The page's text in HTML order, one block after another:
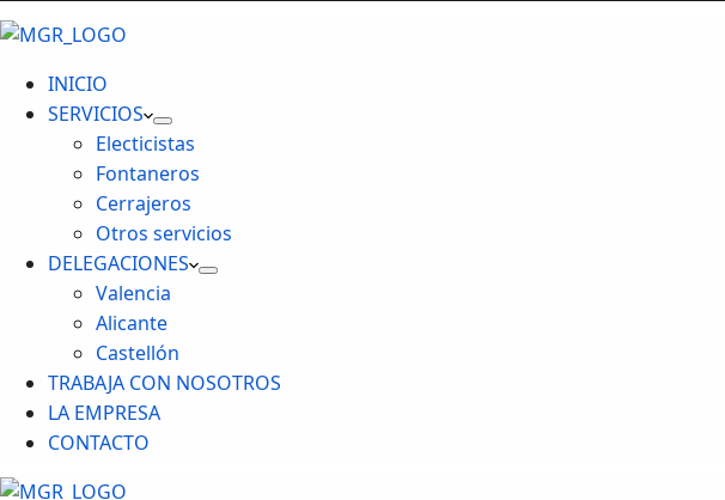
INICIO
SERVICIOS
Electicistas
Fontaneros
Cerrajeros
Otros servicios
DELEGACIONES
Valencia
Alicante
Castellón
TRABAJA CON NOSOTROS
LA EMPRESA
CONTACTO